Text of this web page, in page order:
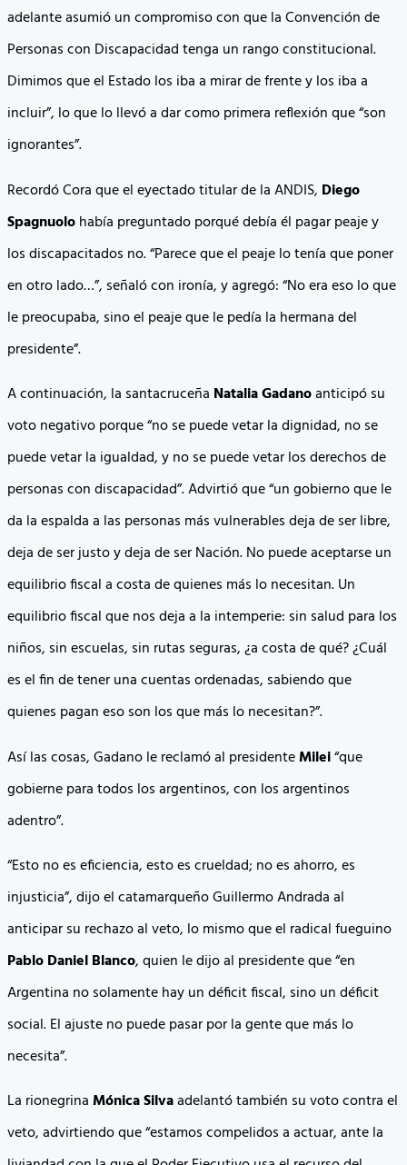
adelante asumió un compromiso con que la Convención de
Personas con Discapacidad tenga un rango constitucional.
Dimimos que el Estado los iba a mirar de frente y los iba a
incluir”, lo que lo llevó a dar como primera reflexión que “son
ignorantes”.
Recordó Cora que el eyectado titular de la ANDIS, Diego
Spagnuolohabía preguntado porqué debía él pagar peaje y
los discapacitados no. “Parece que el peaje lo tenía que poner
en otro lado…”, señaló con ironía, y agregó: “No era eso lo que
le preocupaba, sino el peaje que le pedía la hermana del
presidente”.
A continuación, la santacruceña Natalia Gadanoanticipó su
voto negativo porque “no se puede vetar la dignidad, no se
puede vetar la igualdad, y no se puede vetar los derechos de
personas con discapacidad”. Advirtió que “un gobierno que le
da la espalda a las personas más vulnerables deja de ser libre,
deja de ser justo y deja de ser Nación. No puede aceptarse un
equilibrio fiscal a costa de quienes más lo necesitan. Un
equilibrio fiscal que nos deja a la intemperie: sin salud para los
niños, sin escuelas, sin rutas seguras, ¿a costa de qué? ¿Cuál
es el fin de tener una cuentas ordenadas, sabiendo que
quienes pagan eso son los que más lo necesitan?”.
Así las cosas, Gadano le reclamó al presidenteMilei“que
gobierne para todos los argentinos, con los argentinos
adentro”.
“Esto no es eficiencia, esto es crueldad; no es ahorro, es
injusticia”, dijo el catamarqueño Guillermo Andrada al
anticipar su rechazo al veto, lo mismo que el radical fueguino
Pablo Daniel Blanco, quien le dijo al presidente que “en
Argentina no solamente hay un déficit fiscal, sino un déficit
social. El ajuste no puede pasar por la gente que más lo
necesita”.
La rionegrinaMónica Silvaadelantó también su voto contra el
veto, advirtiendo que “estamos compelidos a actuar, ante la